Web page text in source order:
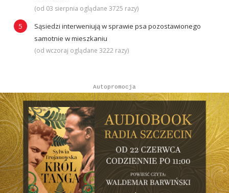
(od 03 sierpnia oglądane 3725 razy)
Sąsiedzi interweniują w sprawie psa pozostawionego
samotnie w mieszkaniu
(od wczoraj oglądane 3222 razy)
Autopromocja